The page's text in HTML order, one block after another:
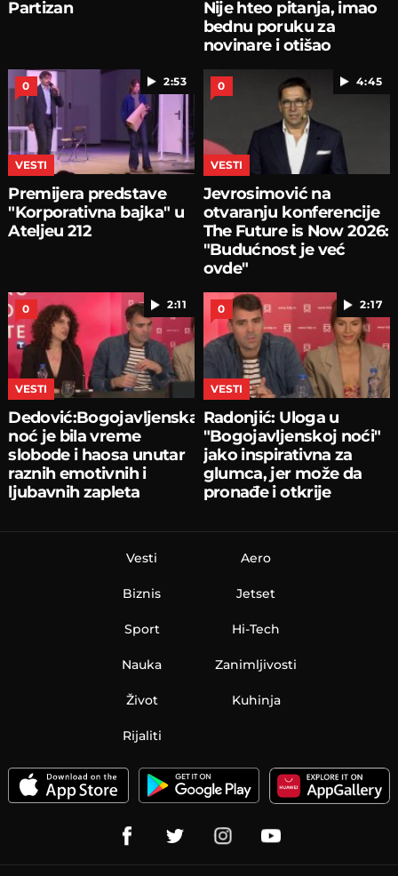
Partizan
Nije hteo pitanja, imao
bednu poruku za
novinare i otišao
2:53
0
VESTI
Premijera predstave
"Korporativna bajka" u
Ateljeu 212
4:45
0
VESTI
Jevrosimović na
otvaranju konferencije
The Future is Now 2026:
"Budućnost je već
ovde"
2:11
0
VESTI
Dedović:Bogojavljenska
noć je bila vreme
slobode i haosa unutar
raznih emotivnih i
ljubavnih zapleta
2:17
0
VESTI
Radonjić: Uloga u
"Bogojavljenskoj noći"
jako inspirativna za
glumca, jer može da
pronađe i otkrije
Vesti
Biznis
Sport
Nauka
Aero
Jetset
Hi-Tech
Zanimljivosti
Život Kuhinja
Rijaliti